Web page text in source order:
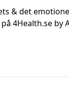
& det
på4Health.se by